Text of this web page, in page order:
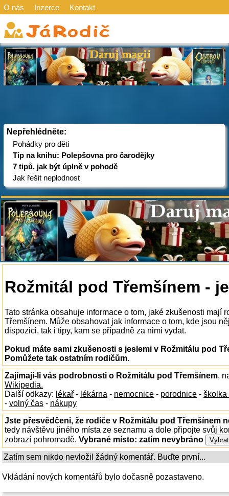
O nás Inzerce Kontakt
Nepřehlédněte:
Pohádky pro děti
Tip na knihu: Polepšovna pro čarodějky
7 tipů, jak být úplně v pohodě
Jak řešit neplodnost
Rožmitál pod Třemšínem -
Tato stránka obsahuje informace o tom, jaké zkušenosti mají
Třemšínem. Může obsahovat jak informace o tom, kde jsou
dispozici, tak i tipy, kam se případně za nimi vydat.
Pokud máte sami zkušenosti s jeslemi v Rožmitálu pod
Pomůžete tak ostatním rodičům.
Zajímají-li vás podrobnosti o Rožmitálu pod Třemšínem,
Wikipedia.
Další odkazy: lékař - lékárna - nemocnice - porodnice - školka
- volný čas - nákupy
Jste přesvědčeni, že rodiče v Rožmitálu pod Třemšínem
tedy návštěvu jiného místa ze seznamu a dole připojte svůj
zobrazí pohromadě. Vybrané místo: zatím nevybráno
Zatím sem nikdo nevložil žádný komentář. Buďte první...
Vkládání nových komentářů bylo dočasně pozastaveno.